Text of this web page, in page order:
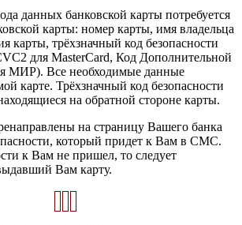
данных банковской карты потребуется
карты: номер карты, имя владельца
карты, трёхзначный код безопасности
для MasterCard, Код Дополнительной
МИР). Все необходимые данные
карте. Трёхзначный код безопасности
на обратной стороне карты.
на страницу Вашего банка
который придет к Вам в СМС.
к Вам не пришел, то следует
Вам карту.